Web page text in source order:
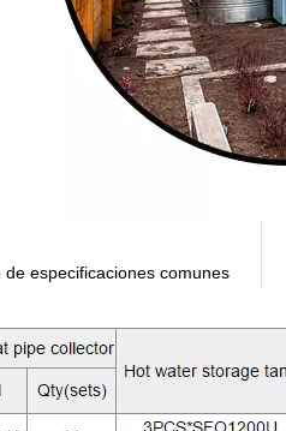
especificaciones comunes